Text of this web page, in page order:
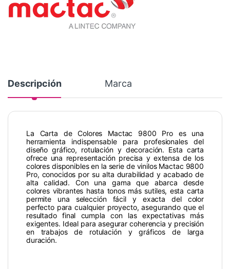
Descripción Marca
La Carta de Colores Mactac 9800 Pro es una
herramienta indispensable para profesionales del
diseño gráfico, rotulación y decoración. Esta carta
ofrece una representación precisa y extensa de los
colores disponibles en la serie de vinilos Mactac 9800
Pro, conocidos por su alta durabilidad y acabado de
alta calidad. Con una gama que abarca desde
colores vibrantes hasta tonos más sutiles, esta carta
permite una selección fácil y exacta del color
perfecto para cualquier proyecto, asegurando que el
resultado final cumpla con las expectativas más
exigentes. Ideal para asegurar coherencia y precisión
en trabajos de rotulación y gráficos de larga
duración.